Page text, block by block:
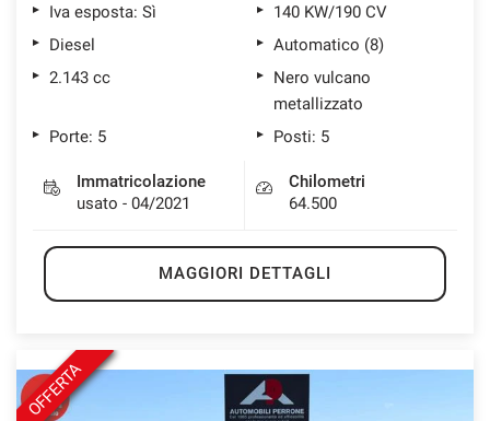
Iva esposta: Sì
140 KW/190 CV
Diesel
Automatico (8)
2.143 cc
Nero vulcano
metallizzato
Porte: 5
Posti: 5
Immatricolazione
usato - 04/2021
Chilometri
64.500
MAGGIORI DETTAGLI
OFFERTA